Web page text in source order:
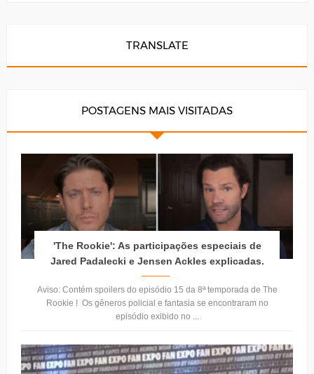
TRANSLATE
POSTAGENS MAIS VISITADAS
'The Rookie': As participações especiais de
Jared Padalecki e Jensen Ackles explicadas.
Aviso: Contém spoilers do episódio 15 da 8ª temporada de The
Rookie ! Os gêneros policial e fantasia se encontraram no
episódio exibido no ...